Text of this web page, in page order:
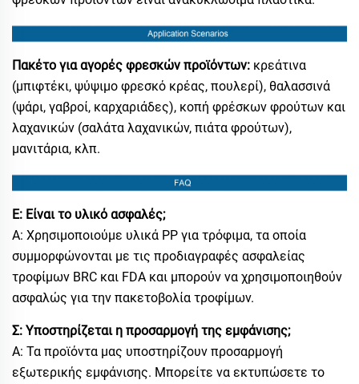
Πακέτο για αγορές φρεσκών προϊόντων: κρεάτινα
(μπιφτέκι, ψύψιμο φρεσκό κρέας, πουλερί), θαλασσινά
(ψάρι, γαβροί, καρχαριάδες), κοπή φρέσκων φρούτων και
λαχανικών (σαλάτα λαχανικών, πιάτα φρούτων),
μανιτάρια, κλπ.
Ε: Είναι το υλικό ασφαλές;
Α: Χρησιμοποιούμε υλικά PP για τρόφιμα, τα οποία
συμμορφώνονται με τις προδιαγραφές ασφαλείας
τροφίμων BRC και FDA και μπορούν να χρησιμοποιηθούν
ασφαλώς για την πακετοβολία τροφίμων.
Σ: Υποστηρίζεται η προσαρμογή της εμφάνισης;
Α: Τα προϊόντα μας υποστηρίζουν προσαρμογή
εξωτερικής εμφάνισης. Μπορείτε να εκτυπώσετε το